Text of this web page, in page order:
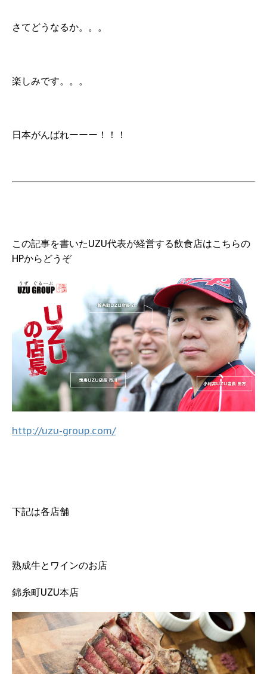
さてどうなるか。。。
楽しみです。。。
日本がんばれーーー！！！
この記事を書いたUZU代表が経営する飲食店はこちらの
HPからどうぞ
http://uzu-group.com/
下記は各店舗
熟成牛とワインのお店
錦糸町UZU本店